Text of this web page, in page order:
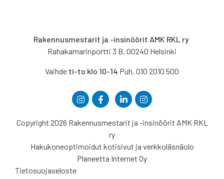
Rakennusmestarit ja -insinöörit AMK RKL ry
Rahakamarinportti 3 B, 00240 Helsinki
Vaihde ti-to klo 10-14 Puh. 010 2010 500
Copyright 2026 Rakennusmestarit ja -insinöörit AMK RKL
ry
Hakukoneoptimoidut kotisivut ja verkkoläsnäolo
Planeetta Internet Oy
Tietosuojaseloste